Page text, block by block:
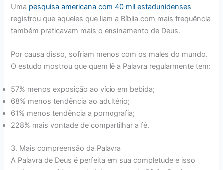
Uma pesquisa americana com 40 mil estadunidenses
registrou que aqueles que liam a Bíblia com mais frequência
também praticavam mais o ensinamento de Deus.
Por causa disso, sofriam menos com os males do mundo.
O estudo mostrou que quem lê a Palavra regularmente tem:
57% menos exposição ao vício em bebida;
68% menos tendência ao adultério;
61% menos tendência a pornografia;
228% mais vontade de compartilhar a fé.
3. Mais compreensão da Palavra
A Palavra de Deus é perfeita em sua completude e isso